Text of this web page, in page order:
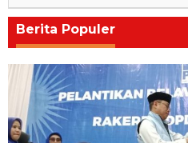
Berita Populer